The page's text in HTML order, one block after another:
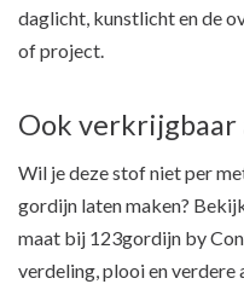
daglicht, kunstlicht en de
of project.
Ook verkrijgbaar
Wil je deze stof niet per
gordijn laten maken?
maat bij 123gordijn by
verdeling, plooi en verdere